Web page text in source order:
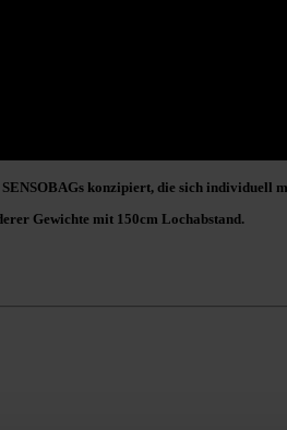
SENSOBAGs konzipiert, die sich individuell
Gewichte mit 150cm Lochabstand.